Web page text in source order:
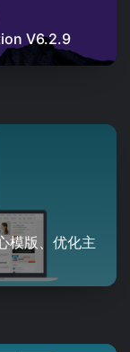
V6.2.9
模版、优化主